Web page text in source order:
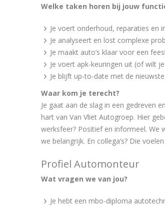
Welke taken horen bij jouw
Je voert onderhoud, reparaties en
Je analyseert en lost complexe
Je maakt auto’s klaar voor een
Je voert apk-keuringen uit (of wilt
Je blijft up-to-date met de
Waar kom je terecht?
Je gaat aan de slag in een gedreven
hart van Van Vliet Autogroep. Hier
werksfeer? Positief en informeel. We
we belangrijk. En collega’s? Die
Profiel Automonteur
Wat vragen we van jou?
Je hebt een mbo-diploma